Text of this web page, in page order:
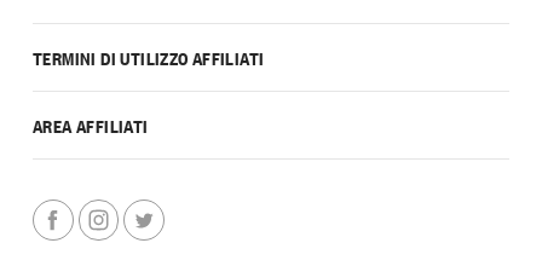
TERMINI DI UTILIZZO AFFILIATI
AREA AFFILIATI